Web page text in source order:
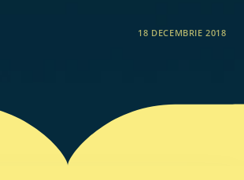
18 DECEMBRIE 2018